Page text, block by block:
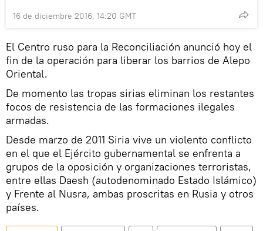
16 de diciembre 2016, 14:20 GMT
El Centro ruso para la Reconciliación anunció hoy el
fin de la operación para liberar los barrios de Alepo
Oriental.
De momento las tropas sirias eliminan los restantes
focos de resistencia de las formaciones ilegales
armadas.
Desde marzo de 2011 Siria vive un violento conflicto
en el que el Ejército gubernamental se enfrenta a
grupos de la oposición y organizaciones terroristas,
entre ellas Daesh (autodenominado Estado Islámico)
y Frente al Nusra, ambas proscritas en Rusia y otros
países.